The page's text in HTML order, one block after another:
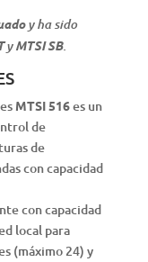
y ha sido
yMTSI SB.
MTSI 516es un
de
de
con capacidad
con capacidad
local para
(máximo 24) y